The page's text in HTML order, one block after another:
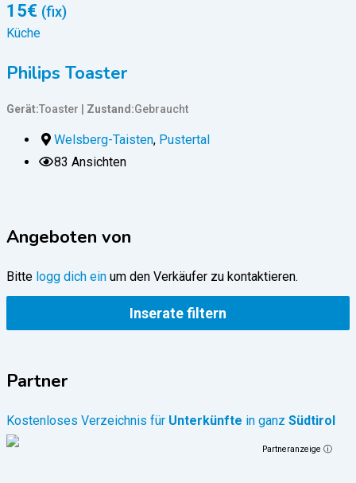
15€ (fix)
Küche
Philips Toaster
Gerät Toaster Zustand Gebraucht
Welsberg-Taisten, Pustertal
83 Ansichten
Angeboten von
Bitte logg dich ein um den Verkäufer zu kontaktieren.
Inserate filtern
Partner
Kostenloses Verzeichnis für Unterkünfte in ganz Südtirol
Partneranzeige ⓘ